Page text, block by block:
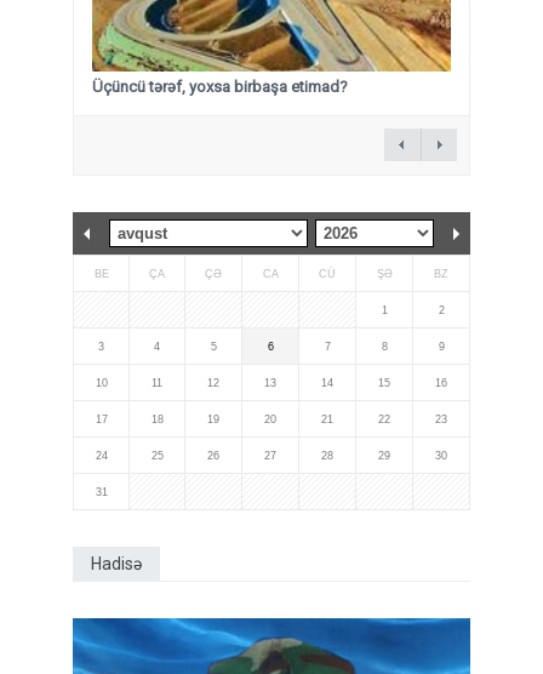
Üçüncü tərəf, yoxsa birbaşa etimad?
BE ÇA ÇƏ CA CÜ ŞƏ BZ
1 2
3 4 5 6 7 8 9
10 11 12 13 14 15 16
17 18 19 20 21 22 23
24 25 26 27 28 29 30
31
Hadisə